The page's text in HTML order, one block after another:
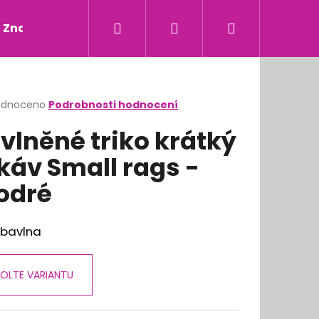
Značky Přihlášení
Podrobnosti hodnocení
triko krátký
Small rags -
bavlna
VARIANTU